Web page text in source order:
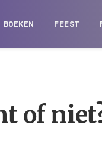
BOEKEN FEEST
of